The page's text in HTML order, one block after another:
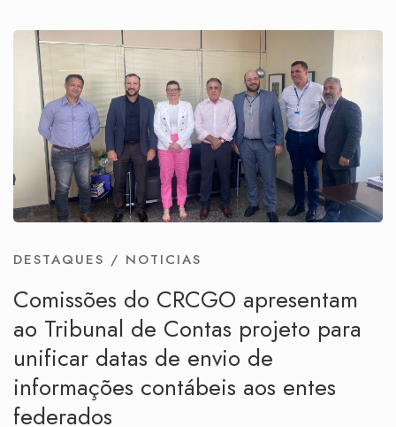
DESTAQUES / NOTICIAS
Comissões do CRCGO apresentam
ao Tribunal de Contas projeto para
unificar datas de envio de
informações contábeis aos entes
federados